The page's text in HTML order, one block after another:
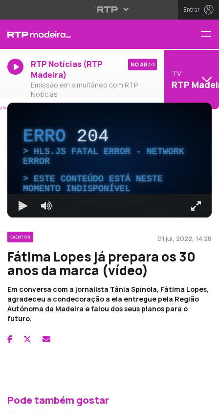
Entrar
RTP Notícias (RTP
Madeira)
Emissão em simultâneo com RTP
Notícias
NO AR
TV
RTP
ERRO204
HLS.JS FATAL ERROR - NETWORK
ERROR
ESTE CONTEÚDO ESTÁ NESTE
MOMENTO INDISPONÍVEL
EVENTOS 01 jul, 2022, 14:28
Fátima Lopes já prepara os 30
anos da marca (vídeo)
Em conversa com a jornalista Tânia Spínola, Fátima Lopes,
agradeceu a condecoração a ela entregue pela Região
Autónoma da Madeira e falou dos seus planos para o
futuro.
Pode também gostar